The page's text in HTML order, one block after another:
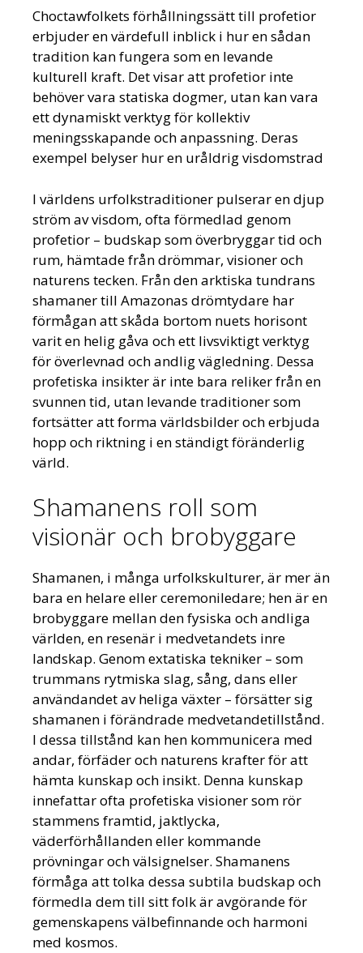
Choctawfolkets förhållningssätt till profetior
erbjuder en värdefull inblick i hur en sådan
tradition kan fungera som en levande
kulturell kraft. Det visar att profetior inte
behöver vara statiska dogmer, utan kan vara
ett dynamiskt verktyg för kollektiv
meningsskapande och anpassning. Deras
exempel belyser hur en uråldrig visdomstrad
I världens urfolkstraditioner pulserar en djup
ström av visdom, ofta förmedlad genom
profetior – budskap som överbryggar tid och
rum, hämtade från drömmar, visioner och
naturens tecken. Från den arktiska tundrans
shamaner till Amazonas drömtydare har
förmågan att skåda bortom nuets horisont
varit en helig gåva och ett livsviktigt verktyg
för överlevnad och andlig vägledning. Dessa
profetiska insikter är inte bara reliker från en
svunnen tid, utan levande traditioner som
fortsätter att forma världsbilder och erbjuda
hopp och riktning i en ständigt föränderlig
värld.
Shamanens roll som
visionär och brobyggare
Shamanen, i många urfolkskulturer, är mer än
bara en helare eller ceremoniledare; hen är en
brobyggare mellan den fysiska och andliga
världen, en resenär i medvetandets inre
landskap. Genom extatiska tekniker – som
trummans rytmiska slag, sång, dans eller
användandet av heliga växter – försätter sig
shamanen i förändrade medvetandetillstånd.
I dessa tillstånd kan hen kommunicera med
andar, förfäder och naturens krafter för att
hämta kunskap och insikt. Denna kunskap
innefattar ofta profetiska visioner som rör
stammens framtid, jaktlycka,
väderförhållanden eller kommande
prövningar och välsignelser. Shamanens
förmåga att tolka dessa subtila budskap och
förmedla dem till sitt folk är avgörande för
gemenskapens välbefinnande och harmoni
med kosmos.